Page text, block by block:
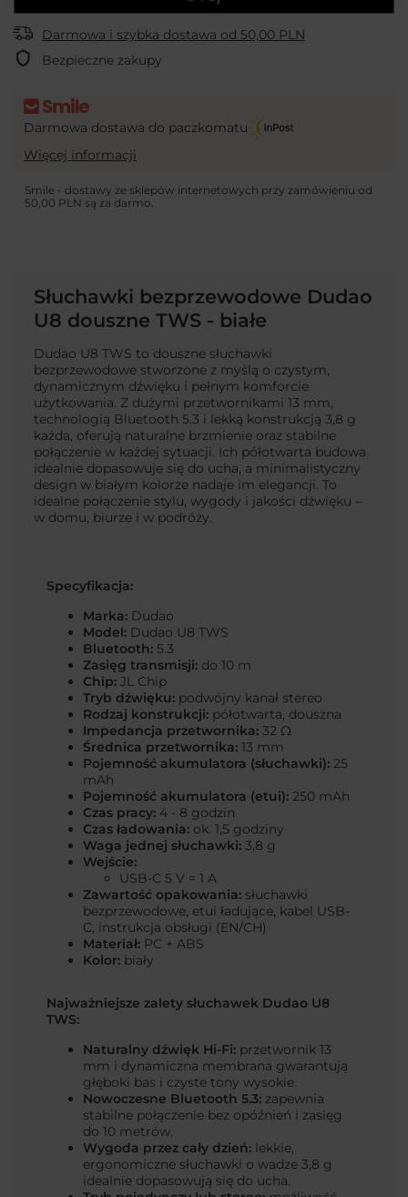
Darmowa i szybka dostawa od 50,00 PLN
Bezpieczne zakupy
Darmowa dostawa do paczkomatu
Więcej informacji
Smile - dostawy ze sklepów internetowych przy zamówieniu od
50,00 PLN są za darmo.
Słuchawki bezprzewodowe Dudao
U8 douszne TWS - białe
Dudao U8 TWS to douszne słuchawki
bezprzewodowe stworzone z myślą o czystym,
dynamicznym dźwięku i pełnym komforcie
użytkowania. Z dużymi przetwornikami 13 mm,
technologią Bluetooth 5.3 i lekką konstrukcją 3,8 g
każda, oferują naturalne brzmienie oraz stabilne
połączenie w każdej sytuacji. Ich półotwarta budowa
idealnie dopasowuje się do ucha, a minimalistyczny
design w białym kolorze nadaje im elegancji. To
idealne połączenie stylu, wygody i jakości dźwięku –
w domu, biurze i w podróży.
Specyfikacja:
Marka: Dudao
Model: Dudao U8 TWS
Bluetooth: 5.3
Zasięg transmisji: do 10 m
Chip: JL Chip
Tryb dźwięku: podwójny kanał stereo
Rodzaj konstrukcji: półotwarta, douszna
Impedancja przetwornika: 32 Ω
Średnica przetwornika: 13 mm
Pojemność akumulatora (słuchawki): 25
mAh
Pojemność akumulatora (etui): 250 mAh
Czas pracy: 4 - 8 godzin
Czas ładowania: ok. 1,5 godziny
Waga jednej słuchawki: 3,8 g
Wejście:
USB-C 5 V = 1 A
Zawartość opakowania: słuchawki
bezprzewodowe, etui ładujące, kabel USB-
C, instrukcja obsługi (EN/CH)
Materiał: PC + ABS
Kolor: biały
Najważniejsze zalety słuchawek Dudao U8
TWS:
Naturalny dźwięk Hi-Fi: przetwornik 13
mm i dynamiczna membrana gwarantują
głęboki bas i czyste tony wysokie.
Nowoczesne Bluetooth 5.3: zapewnia
stabilne połączenie bez opóźnień i zasięg
do 10 metrów.
Wygoda przez cały dzień: lekkie,
ergonomiczne słuchawki o wadze 3,8 g
idealnie dopasowują się do ucha.